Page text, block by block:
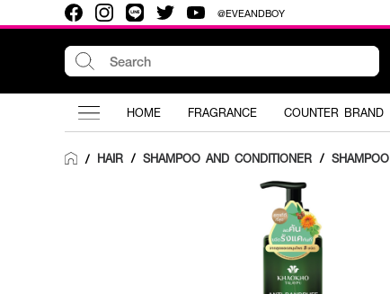
@EVEANDBOY
HOME FRAGRANCE COUNTER BRAND
/ HAIR / SHAMPOO AND CONDITIONER / SHAMPOO